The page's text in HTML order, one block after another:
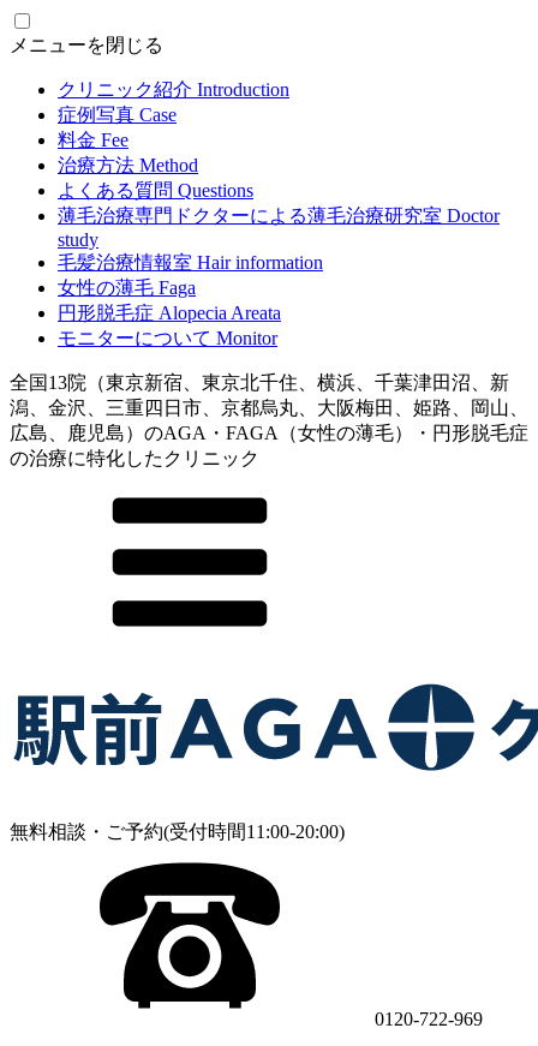
メニューを閉じる
クリニック紹介 Introduction
症例写真 Case
料金 Fee
治療方法 Method
よくある質問 Questions
薄毛治療専門ドクターによる薄毛治療研究室 Doctor
study
毛髪治療情報室 Hair information
女性の薄毛 Faga
円形脱毛症 Alopecia Areata
モニターについて Monitor
全国13院（東京新宿、東京北千住、横浜、千葉津田沼、新
潟、金沢、三重四日市、京都烏丸、大阪梅田、姫路、岡山、
広島、鹿児島）のAGA・FAGA（女性の薄毛）・円形脱毛症
の治療に特化したクリニック
無料相談・ご予約(受付時間11:00-20:00)
0120-722-969